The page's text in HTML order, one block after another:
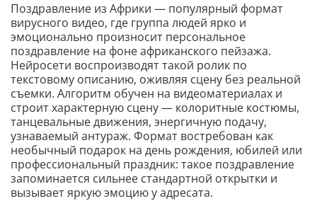
Поздравление из Африки — популярный формат
вирусного видео, где группа людей ярко и
эмоционально произносит персональное
поздравление на фоне африканского пейзажа.
Нейросети воспроизводят такой ролик по
текстовому описанию, оживляя сцену без реальной
съемки. Алгоритм обучен на видеоматериалах и
строит характерную сцену — колоритные костюмы,
танцевальные движения, энергичную подачу,
узнаваемый антураж. Формат востребован как
необычный подарок на день рождения, юбилей или
профессиональный праздник: такое поздравление
запоминается сильнее стандартной открытки и
вызывает яркую эмоцию у адресата.